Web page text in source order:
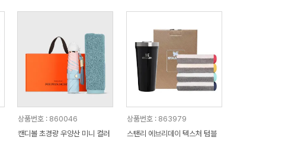
상품번호 : 860046
캔디볼 초경량 우양산 미니 컬러
상품번호 : 863979
스탠리 에브리데이 텍스처 텀블